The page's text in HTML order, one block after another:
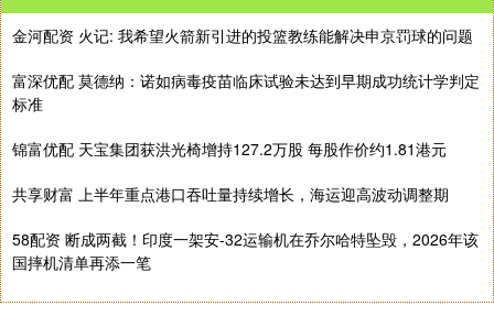
金河配资 火记: 我希望火箭新引进的投篮教练能解决申京罚球的问题
富深优配 莫德纳：诺如病毒疫苗临床试验未达到早期成功统计学判定
标准
锦富优配 天宝集团获洪光椅增持127.2万股 每股作价约1.81港元
共享财富 上半年重点港口吞吐量持续增长，海运迎高波动调整期
58配资 断成两截！印度一架安-32运输机在乔尔哈特坠毁，2026年该
国摔机清单再添一笔